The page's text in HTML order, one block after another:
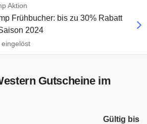
Aktion
Frühbucher: bis zu 30% Rabatt
2024
Gutscheine im
Gültig bis